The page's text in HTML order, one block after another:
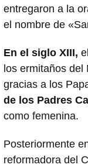
entregaron a la
el nombre de
En el siglo XIII,
los ermitaños del
gracias a los
de los Padres
como femenina.
Posteriormente
reformadora del